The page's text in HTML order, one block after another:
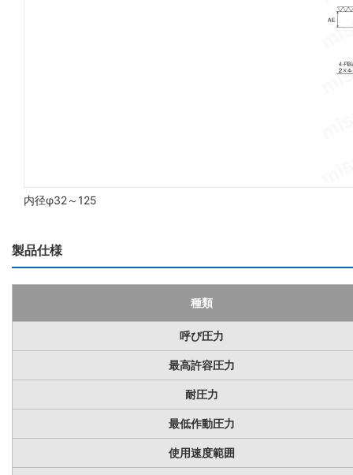
内径φ32～125
製品仕様
種類
呼び圧力
最高許容圧力
耐圧力
最低作動圧力
使用速度範囲